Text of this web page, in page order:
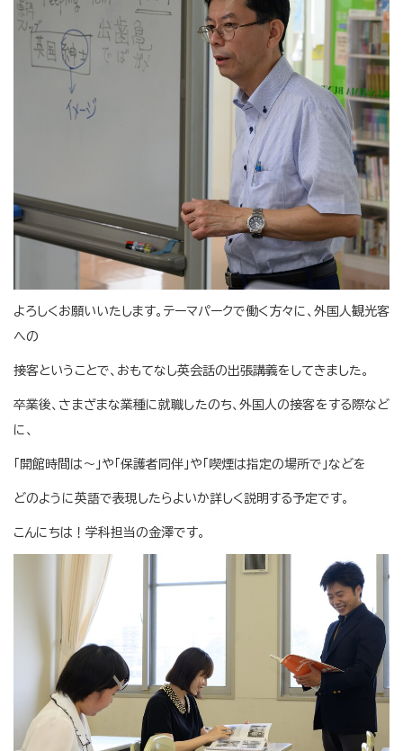
よろしくお願いいたします。テーマパークで働く方々に、外国人観光客
への
接客ということで、おもてなし英会話の出張講義をしてきました。
卒業後、さまざまな業種に就職したのち、外国人の接客をする際など
に、
「開館時間は～」や「保護者同伴」や「喫煙は指定の場所で」などを
どのように英語で表現したらよいか詳しく説明する予定です。
こんにちは！学科担当の金澤です。